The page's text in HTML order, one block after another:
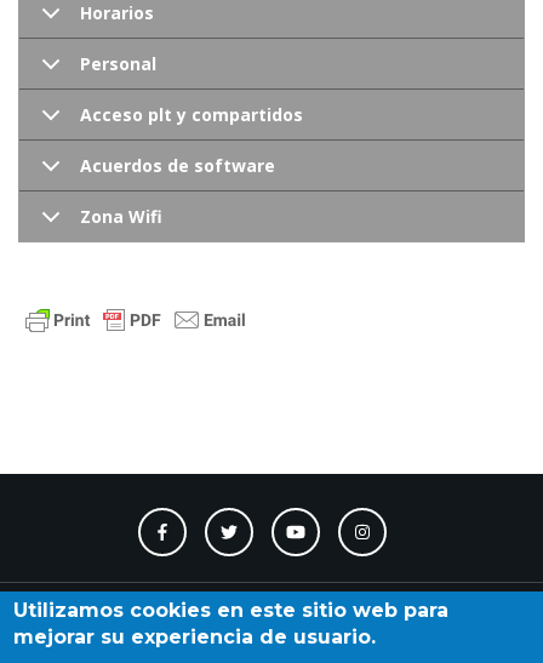
Horarios
Personal
Acceso plt y compartidos
Acuerdos de software
Zona Wifi
Contacto Accesibilidad Directorio Calendario
Utilizamos cookies en este sitio web para
mejorar su experiencia de usuario.